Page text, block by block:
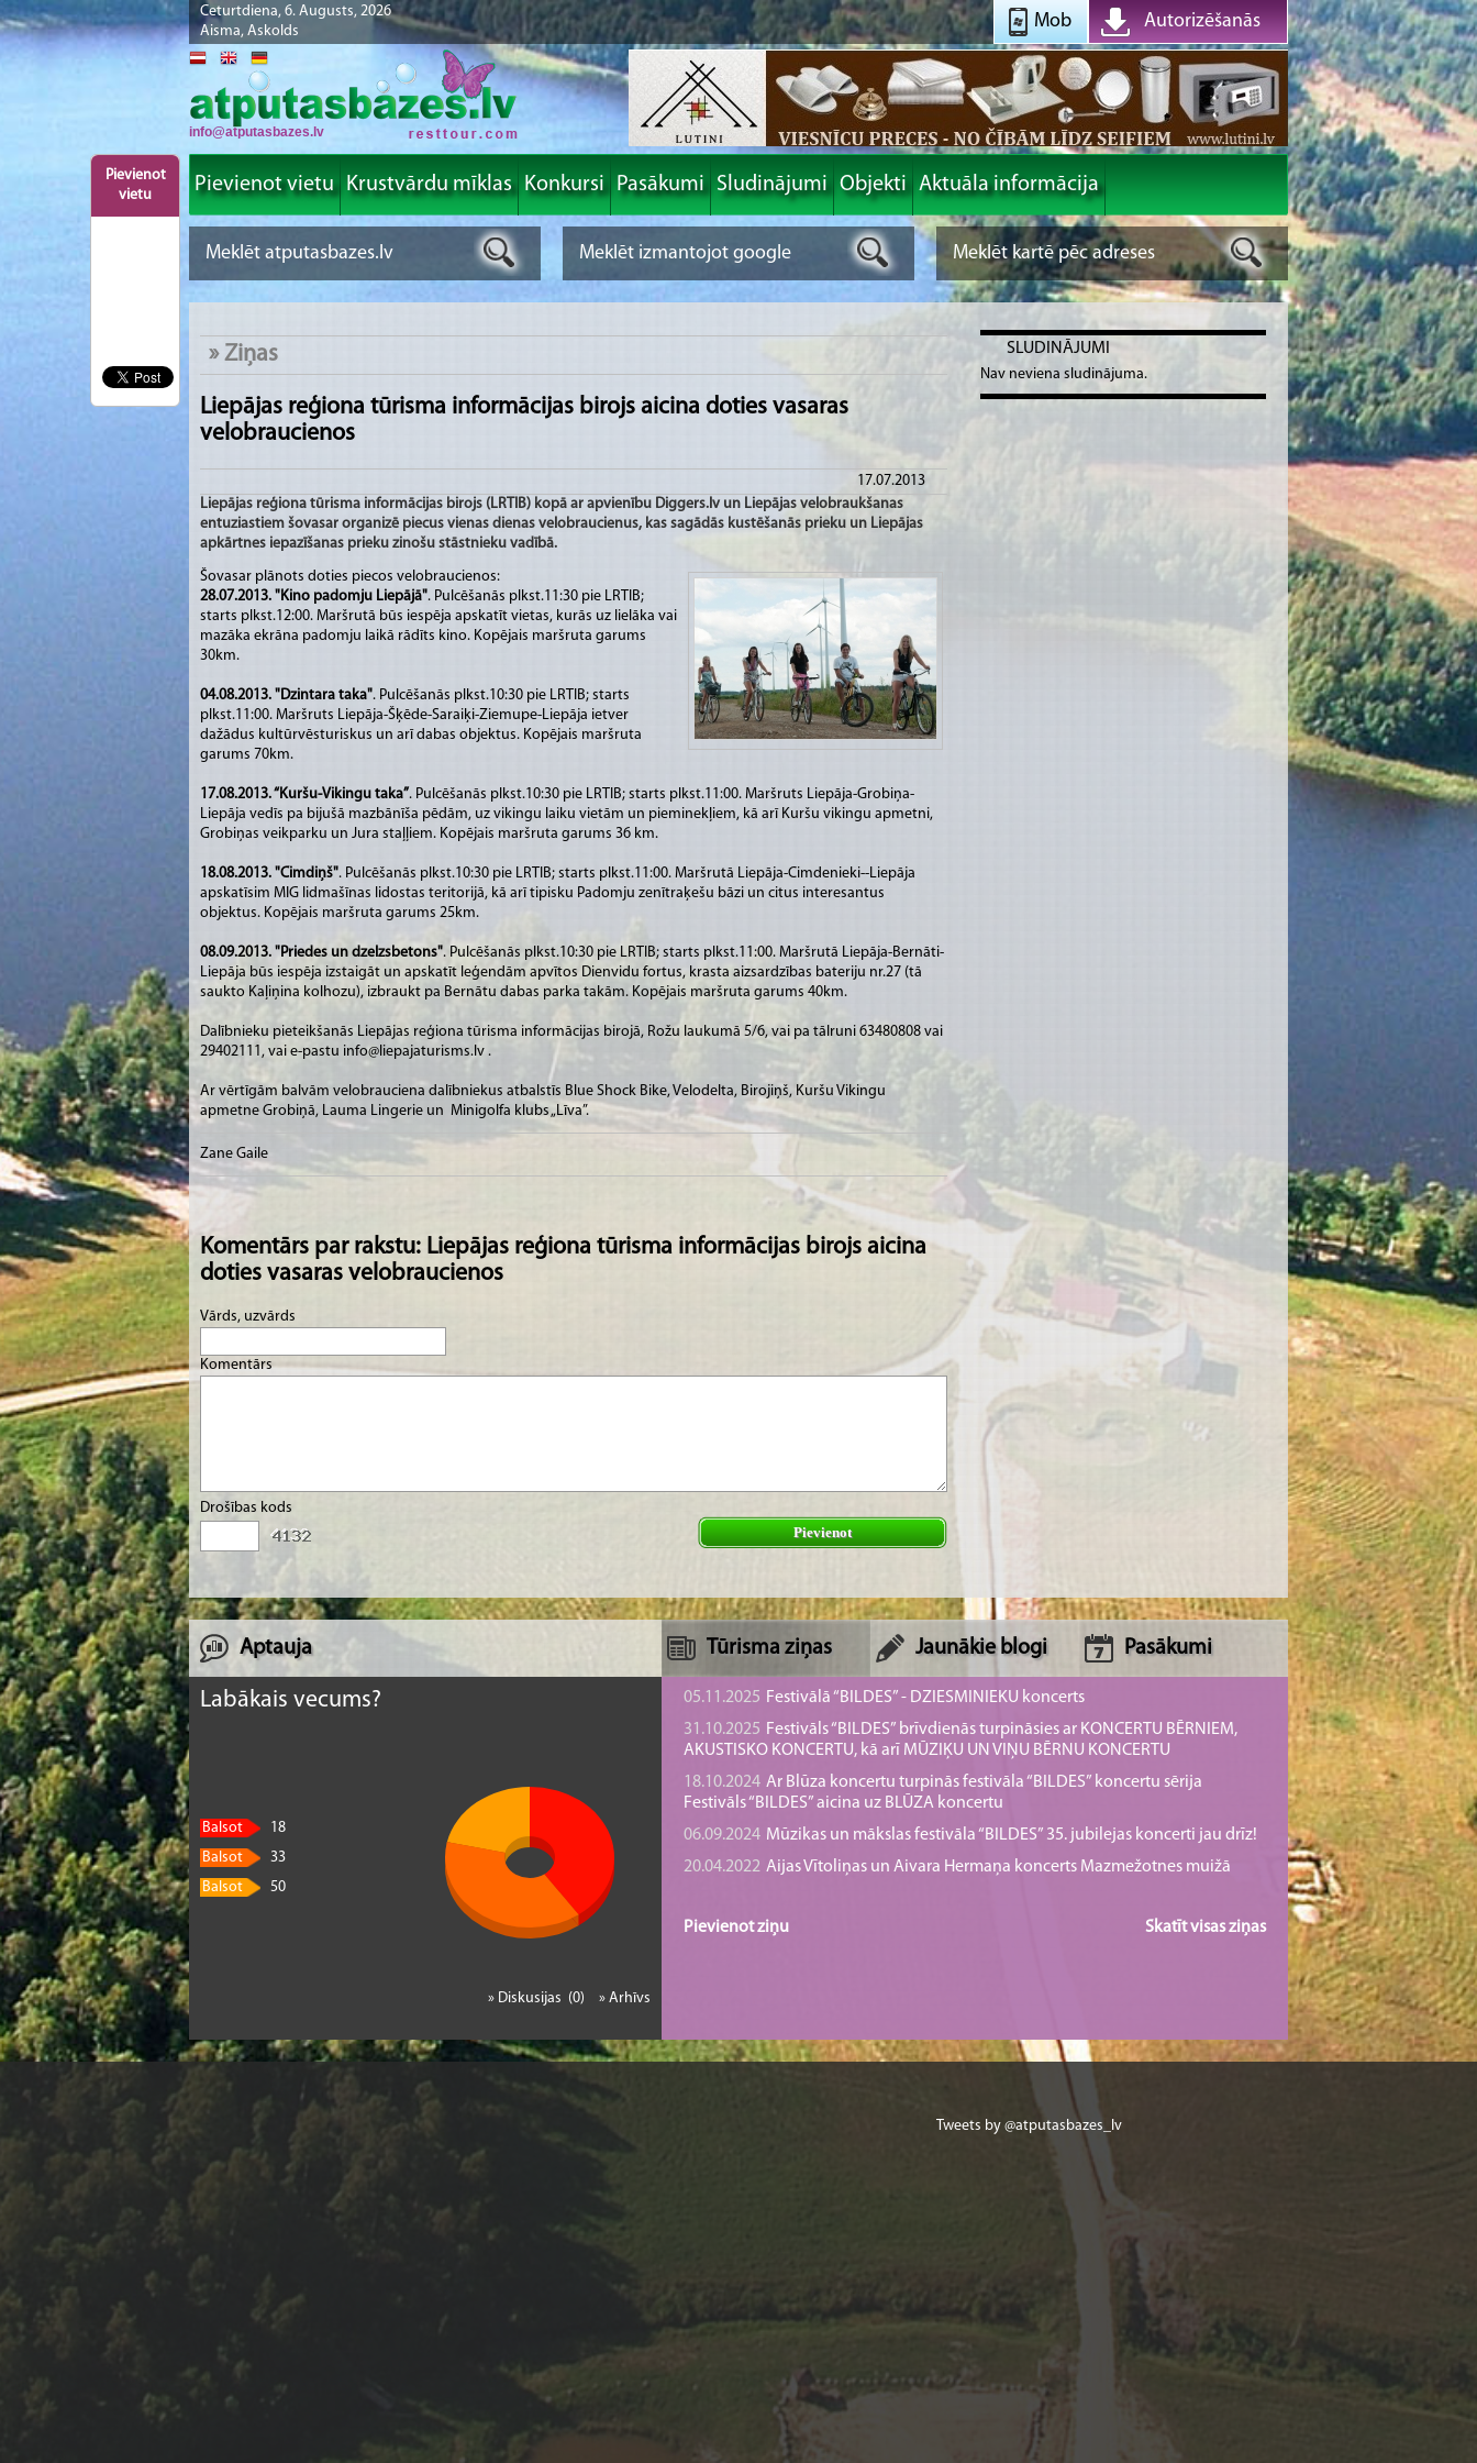
Ceturtdiena, 6. Augusts, 2026
Aisma, Askolds
Autorizēšanās
Mob
Pievienot
vietu
info@atputasbazes.lv
Pievienot vietu Krustvārdu mīklas Konkursi Pasākumi Sludinājumi Objekti Aktuāla informācija
»Ziņas
Liepājas reģiona tūrisma informācijas birojs aicina doties vasaras
velobraucienos
17.07.2013
Liepājas reģiona tūrisma informācijas birojs (LRTIB) kopā ar apvienību Diggers.lv un Liepājas velobraukšanas
entuziastiem šovasar organizē piecus vienas dienas velobraucienus, kas sagādās kustēšanās prieku un Liepājas
apkārtnes iepazīšanas prieku zinošu stāstnieku vadībā.
Šovasar plānots doties piecos velobraucienos:
28.07.2013. "Kino padomju Liepājā". Pulcēšanās plkst.11:30 pie LRTIB;
starts plkst.12:00. Maršrutā būs iespēja apskatīt vietas, kurās uz lielāka vai
mazāka ekrāna padomju laikā rādīts kino. Kopējais maršruta garums
30km.
04.08.2013. "Dzintara taka". Pulcēšanās plkst.10:30 pie LRTIB; starts
plkst.11:00. Maršruts Liepāja-Šķēde-Saraiķi-Ziemupe-Liepāja ietver
dažādus kultūrvēsturiskus un arī dabas objektus. Kopējais maršruta
garums 70km.
17.08.2013. “Kuršu-Vikingu taka”. Pulcēšanās plkst.10:30 pie LRTIB; starts plkst.11:00. Maršruts Liepāja-Grobiņa-
Liepāja vedīs pa bijušā mazbānīša pēdām, uz vikingu laiku vietām un pieminekļiem, kā arī Kuršu vikingu apmetni,
Grobiņas veikparku un Jura staļļiem. Kopējais maršruta garums 36 km.
18.08.2013. "Cimdiņš". Pulcēšanās plkst.10:30 pie LRTIB; starts plkst.11:00. Maršrutā Liepāja-Cimdenieki--Liepāja
apskatīsim MIG lidmašīnas lidostas teritorijā, kā arī tipisku Padomju zenītraķešu bāzi un citus interesantus
objektus. Kopējais maršruta garums 25km.
08.09.2013. "Priedes un dzelzsbetons". Pulcēšanās plkst.10:30 pie LRTIB; starts plkst.11:00. Maršrutā Liepāja-Bernāti-
Liepāja būs iespēja izstaigāt un apskatīt leģendām apvītos Dienvidu fortus, krasta aizsardzības bateriju nr.27 (tā
saukto Kaļiņina kolhozu), izbraukt pa Bernātu dabas parka takām. Kopējais maršruta garums 40km.
Dalībnieku pieteikšanās Liepājas reģiona tūrisma informācijas birojā, Rožu laukumā 5/6, vai pa tālruni 63480808 vai
29402111, vai e-pastu info@liepajaturisms.lv .
Ar vērtīgām balvām velobrauciena dalībniekus atbalstīs Blue Shock Bike, Velodelta, Birojiņš, Kuršu Vikingu
apmetne Grobiņā, Lauma Lingerie un Minigolfa klubs „Līva”.
Zane Gaile
Komentārs par rakstu: Liepājas reģiona tūrisma informācijas birojs aicina
doties vasaras velobraucienos
Vārds, uzvārds
Komentārs
Drošības kods
Pievienot
SLUDINĀJUMI
Nav neviena sludinājuma.
Aptauja
Labākais vecums?
Balsot
18
Balsot
33
Balsot
50
» Arhīvs
» Diskusijas (0)
Tūrisma ziņas Jaunākie blogi Pasākumi
05.11.2025 Festivālā “BILDES” - DZIESMINIEKU koncerts
31.10.2025 Festivāls “BILDES” brīvdienās turpināsies ar KONCERTU BĒRNIEM,
AKUSTISKO KONCERTU, kā arī MŪZIĶU UN VIŅU BĒRNU KONCERTU
18.10.2024 Ar Blūza koncertu turpinās festivāla “BILDES” koncertu sērija
Festivāls “BILDES” aicina uz BLŪZA koncertu
06.09.2024 Mūzikas un mākslas festivāla “BILDES” 35. jubilejas koncerti jau drīz!
20.04.2022 Aijas Vītoliņas un Aivara Hermaņa koncerts Mazmežotnes muižā
Skatīt visas ziņas
Pievienot ziņu
Tweets by @atputasbazes_lv